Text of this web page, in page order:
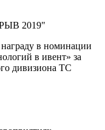
2019"
в номинации
в ивент» за
дивизиона ТС